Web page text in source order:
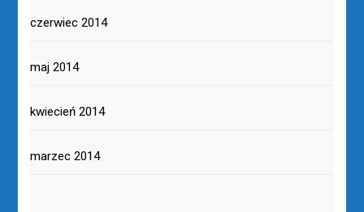
czerwiec 2014
maj 2014
kwiecień 2014
marzec 2014